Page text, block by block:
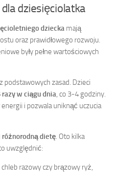
dziesięciolatka
dziecka mają
oraz prawidłowego rozwoju.
były pełne wartościowych
podstawowych zasad. Dzieci
razy w ciągu dnia, co 3-4 godziny.
i pozwala uniknąć uczucia
dietę. Oto kilka
uwzględnić:
razowy czy brązowy ryż,